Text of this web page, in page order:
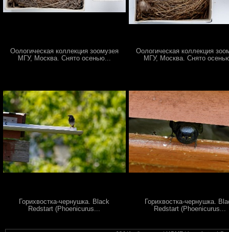
Оологическая коллекция зоомузея
МГУ, Москва. Снято осенью...
Оологическая коллекция
МГУ, Москва. Снято
Горихвостка-чернушка. Black
Redstart (Phoenicurus...
Горихвостка-чернушка.
Redstart (Phoenicurus...